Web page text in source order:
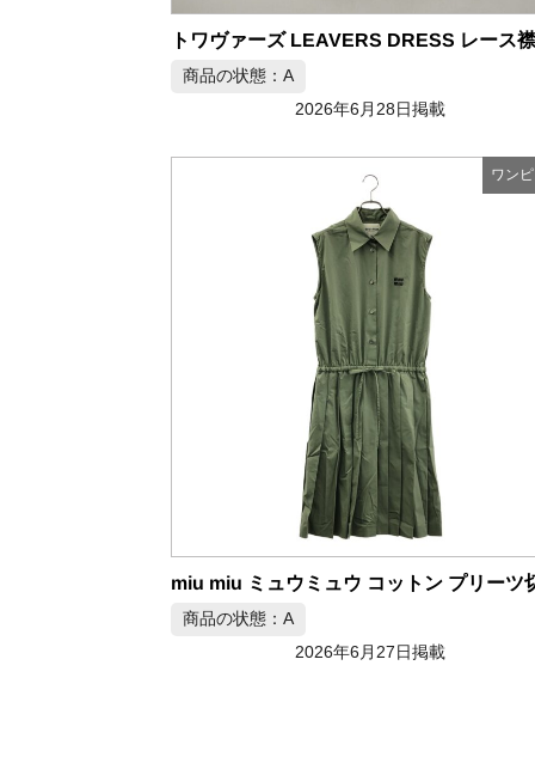
商品の状態：A
2026年6月28日掲載
ワン
商品の状態：A
2026年6月27日掲載